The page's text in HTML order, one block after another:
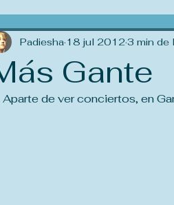
Lo que veo Lo que
Gante
Padiesha 18 jul 2012 3 min de
Aparte de ver conciertos, en